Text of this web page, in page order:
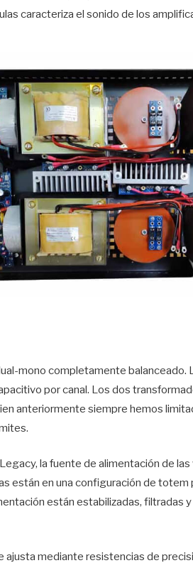
caracteriza el sonido de los
mono completamente balanceado.
por canal. Los dos
anteriormente siempre hemos
la fuente de alimentación de
están en una configuración de
están estabilizadas, filtradas
ajusta mediante resistencias de